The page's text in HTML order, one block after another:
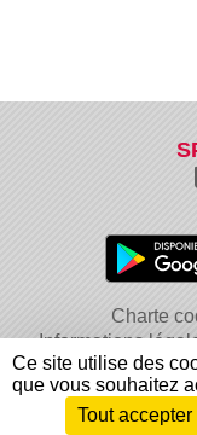
Charte
Informations
Envie de participer ?
Ce site utilise des
que vous souhaitez
Tout accepter